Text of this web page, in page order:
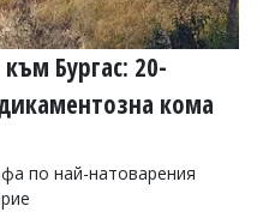
Бургас: 20-
кома
по най-натоварения